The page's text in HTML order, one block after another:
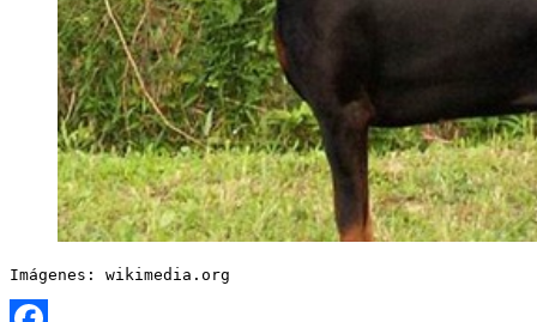
Imágenes: wikimedia.org